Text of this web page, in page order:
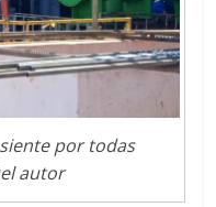
por todas
autor